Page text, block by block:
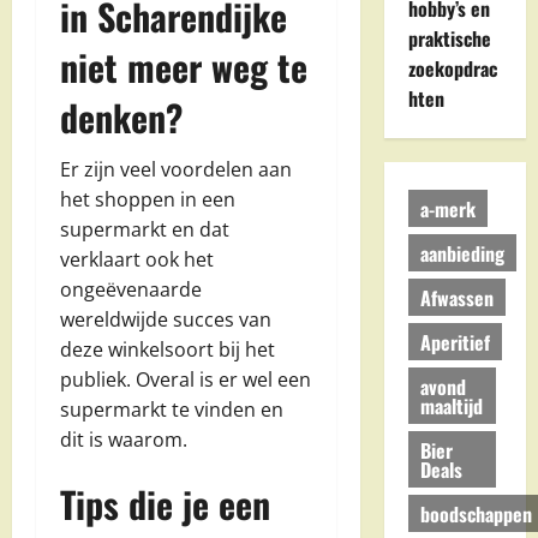
in Scharendijke
niet meer weg te
denken?
Er zijn veel voordelen aan
het shoppen in een
supermarkt en dat
verklaart ook het
ongeëvenaarde
wereldwijde succes van
deze winkelsoort bij het
publiek. Overal is er wel een
supermarkt te vinden en
dit is waarom.
Tips die je een
hobby’s en
praktische
zoekopdrac
hten
a-merk
aanbieding
Afwassen
Aperitief
avond
maaltijd
Bier
Deals
boodschappen